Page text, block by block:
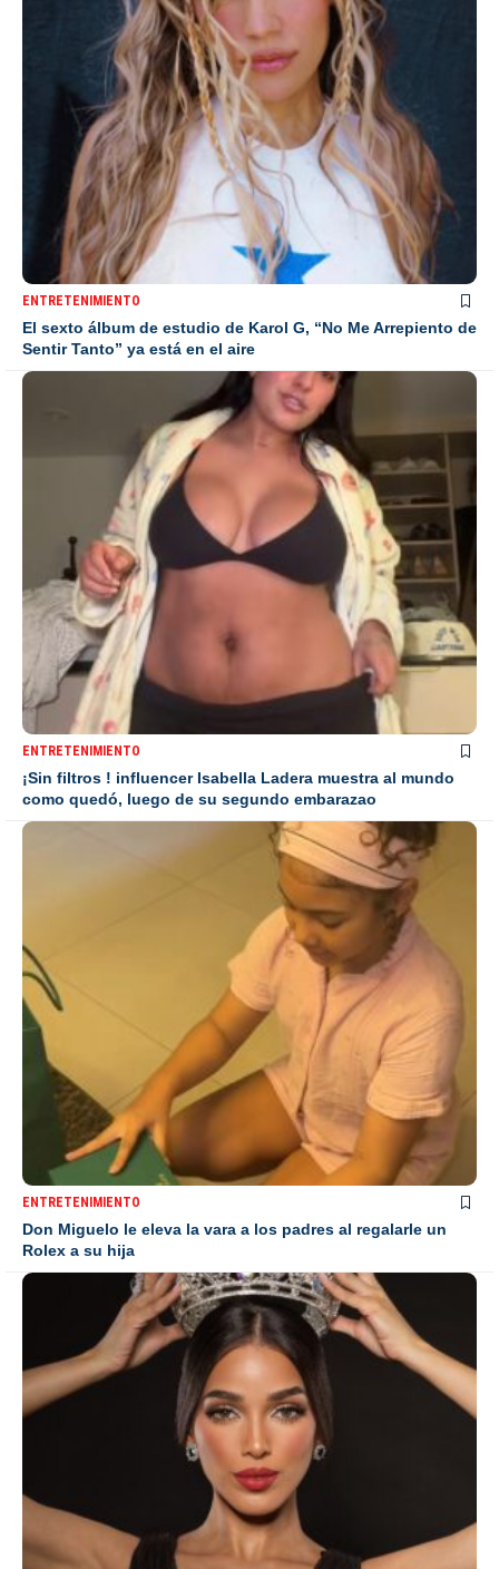
ENTRETENIMIENTO
El sexto álbum de estudio de Karol G, “No Me Arrepiento de
Sentir Tanto” ya está en el aire
ENTRETENIMIENTO
¡Sin filtros ! influencer Isabella Ladera muestra al mundo
como quedó, luego de su segundo embarazao
ENTRETENIMIENTO
Don Miguelo le eleva la vara a los padres al regalarle un
Rolex a su hija